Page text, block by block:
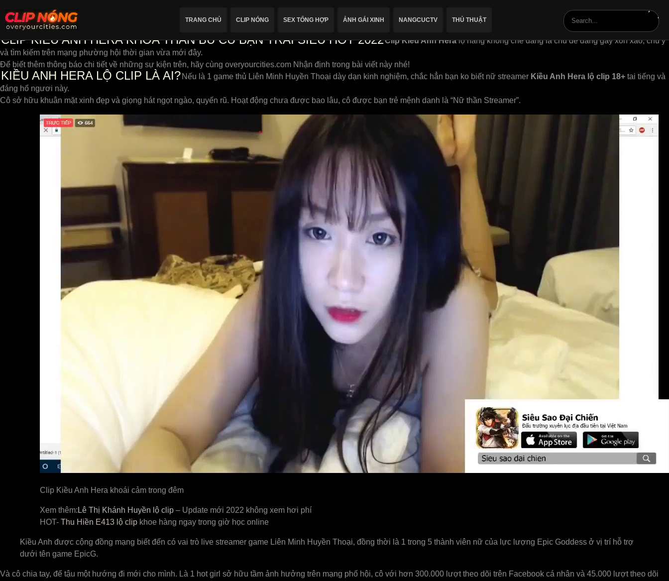
TRANG CHỦ CLIP NÓNG SEX TỔNG HỢP ẢNH GÁI XINH NANGCUCTV THỦ THUẬT
CLIP KIỀU ANH HERA KHỎA THÂN BÚ CU BẠN TRAI SIÊU HOT 2022Clip Kiều Anh Heralộ hàng không che đang là chủ đề đang gây xôn xao, chú ý
và tìm kiếm trên mạng phường hội thời gian vừa mới đây.
Để biết thêm thông báo chi tiết về những sự kiện trên, hãy cùng overyourcities.com Nhận định trong bài viết này nhé!
KIỀU ANH HERA LỘ CLIP LÀ AI? Nếu là 1 game thủ Liên Minh Huyền Thoại dày dạn kinh nghiệm, chắc hẳn bạn ko biết nữ streamer Kiều Anh Hera lộ clip 18+ tai tiếng và
đáng hổ ngươi này.
Cô sở hữu khuân mặt xinh đẹp và giọng hát ngọt ngào, quyến rũ. Hoạt động chưa được bao lâu, cô được bạn trẻ mệnh danh là “Nữ thần Streamer”.
Clip Kiều Anh Hera khoái cảm trong đêm
Xem thêm: Lê Thị Khánh Huyền lộ clip – Update mới 2022 không xem hơi phí
HOT- Thu Hiền E413 lộ clip khoe hàng ngay trong giờ học online
Kiều Anh được cộng đồng mạng biết đến có vai trò live streamer game Liên Minh Huyền Thoại, đồng thời là 1 trong 5 thành viên nữ của lực lượng Epic Goddess ở vị trí hỗ trợ
dưới tên game EpicG.
Và cô chia tay, để tậu một hướng đi mới cho mình. Là 1 hot girl sở hữu tầm ảnh hưởng trên mạng phố hội, cô với hơn 300.000 lượt theo dõi trên Facebook cá nhân và 45.000 lượt theo dõi